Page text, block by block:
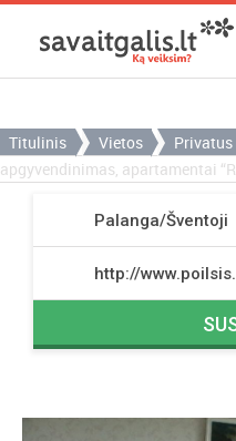
Titulinis Vietos
apgyvendinimas, apartamentai
Palanga/Šventoji
http://